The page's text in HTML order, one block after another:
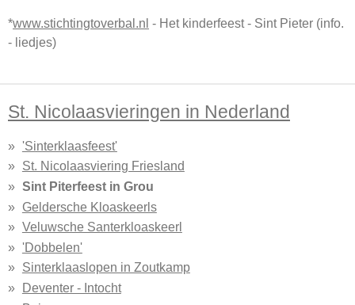
*www.stichtingtoverbal.nl - Het kinderfeest - Sint Pieter (info.
- liedjes)
St. Nicolaasvieringen in Nederland
'Sinterklaasfeest'
St. Nicolaasviering Friesland
Sint Piterfeest in Grou
Geldersche Kloaskeerls
Veluwsche Santerkloaskeerl
'Dobbelen'
Sinterklaaslopen in Zoutkamp
Deventer - Intocht